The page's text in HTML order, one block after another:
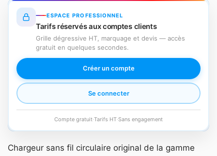
ESPACE PROFESSIONNEL
Tarifs réservés aux comptes clients
Grille dégressive HT, marquage et devis — accès
gratuit en quelques secondes.
Créer un compte
Se connecter
Compte gratuit·Tarifs HT·Sans engagement
Chargeur sans fil circulaire original de la gamme